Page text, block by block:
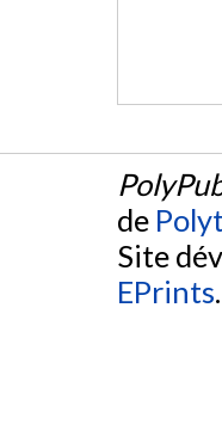
de
Site
EPrints.